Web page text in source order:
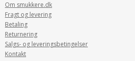
Om smukkere.dk
Fragt og levering
Betaling
Returnering
Salgs- og leveringsbetingelser
Kontakt